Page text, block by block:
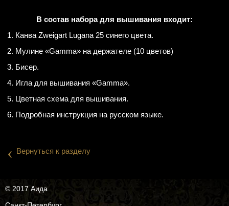
В состав набора для вышивания входит:
1. Канва Zweigart Lugana 25 синего цвета.
2. Мулине «Gamma» на держателе (10 цветов)
3. Бисер.
4. Игла для вышивания «Gamma».
5. Цветная схема для вышивания.
6. Подробная инструкция на русском языке.
‹ Вернуться к разделу
© 2017 Аида